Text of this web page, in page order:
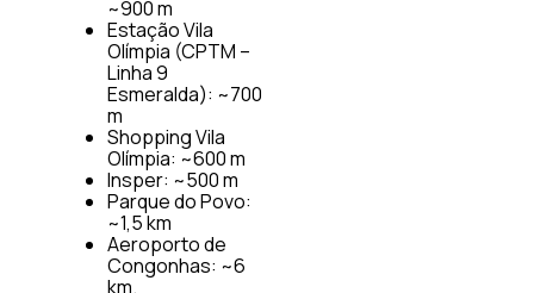
~900 m
Estação Vila
Olímpia (CPTM –
Linha 9
Esmeralda): ~700
m
Shopping Vila
Olímpia: ~600 m
Insper: ~500 m
Parque do Povo:
~1,5 km
Aeroporto de
Congonhas: ~6
km.